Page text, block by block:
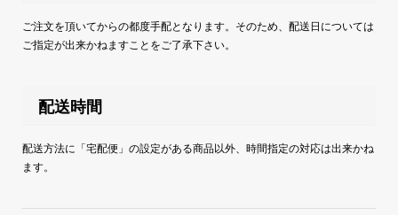
ご注文を頂いてからの都度手配となります。そのため、配送日については
ご指定が出来かねますことをご了承下さい。
配送時間
配送方法に「宅配便」の設定がある商品以外、時間指定の対応は出来かね
ます。